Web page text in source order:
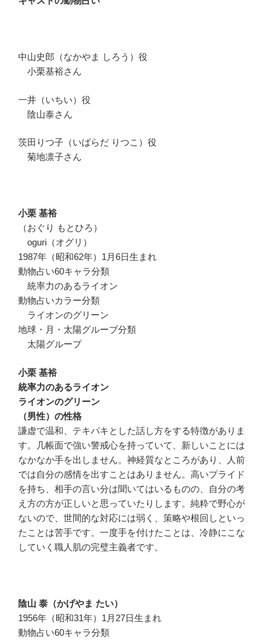
中山史郎（なかやま しろう）役
小栗基裕さん
一井（いちい）役
陰山泰さん
茨田りつ子（いばらだ りつこ）役
菊地凛子さん
小栗 基裕
（おぐり もとひろ）
oguri（オグリ）
1987年（昭和62年）1月6日生まれ
動物占い60キャラ分類
統率力のあるライオン
動物占いカラー分類
ライオンのグリーン
地球・月・太陽グルーブ分類
太陽グループ
小栗 基裕
統率力のあるライオン
ライオンのグリーン
（男性）の性格
謙虚で温和、テキパキとした話し方をする特徴がありま
す。几帳面で強い警戒心を持っていて、新しいことには
なかなか手を出しません。神経質なところがあり、人前
では自分の感情を出すことはありません。高いプライド
を持ち、相手の言い分は聞いてはいるものの、自分の考
え方の方が正しいと思っていたりします。純粋で野心が
ないので、世間的な対応には弱く、策略や根回しといっ
たことは苦手です。一度手を付けたことは、冷静にこな
していく職人肌の完璧主義者です。
陰山 泰（かげやま たい）
1956年（昭和31年）1月27日生まれ
動物占い60キャラ分類